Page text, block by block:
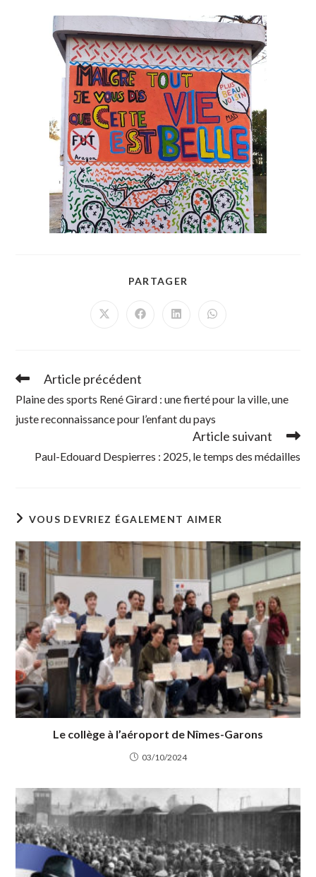
PARTAGER
Ouvrir
Ouvrir
Ouvrir
Ouvrir
Read
articles
Article précédent
Plaine des sports René Girard : une fierté pour la ville, une
juste reconnaissance pour l’enfant du pays
Article suivant
Paul-Edouard Despierres : 2025, le temps des médailles
VOUS DEVRIEZ ÉGALEMENT AIMER
Le collège à l’aéroport de Nîmes-Garons
03/10/2024